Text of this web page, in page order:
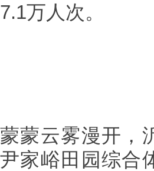
7.1万人次。
蒙蒙云雾漫开，
尹家峪田园综合